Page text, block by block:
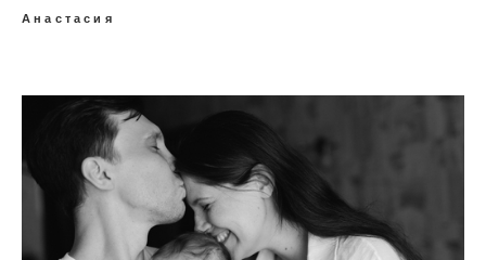
Анастасия